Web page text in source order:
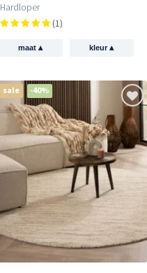
Hardloper
(1)
maat ▴ kleur▴
sale -40%